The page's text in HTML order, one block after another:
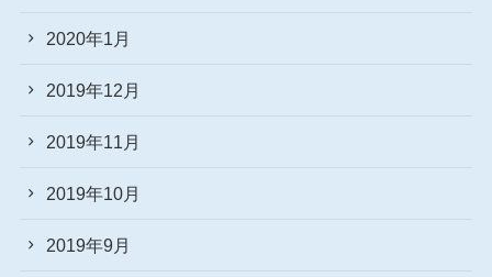
2020年1月
2019年12月
2019年11月
2019年10月
2019年9月